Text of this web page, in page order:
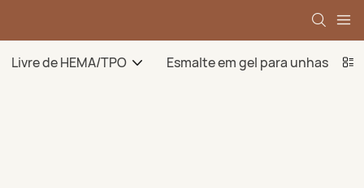
Livre de HEMA/TPO Esmalte em gel para unhas